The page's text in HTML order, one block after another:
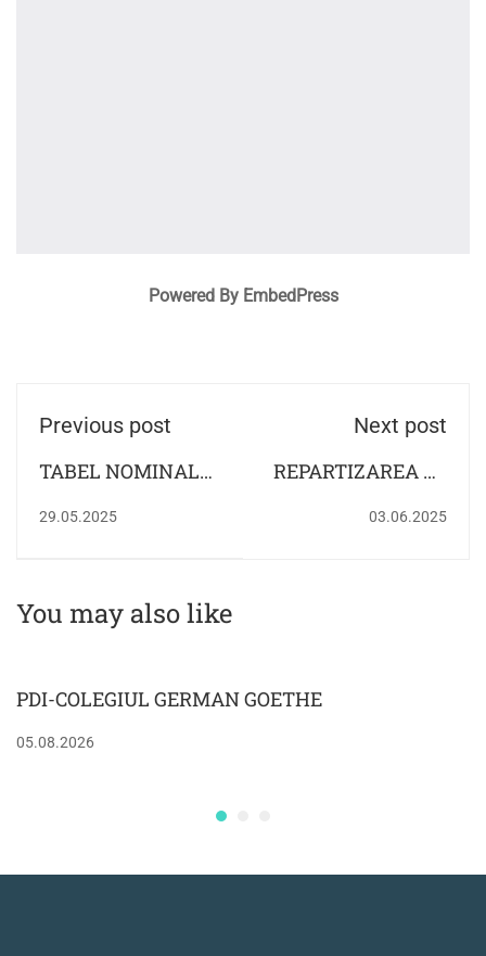
Powered By EmbedPress
Previous post
TABEL NOMINAL
29.05.2025
Next post
REPARTIZAREA PE
GERMAN 2025
03.06.2025
You may also like
PDI-COLEGIUL GERMAN GOETHE
05.08.2026